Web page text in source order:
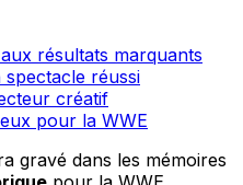
résultats marquants
spectacle réussi
créatif
pour la WWE
gravé dans les mémoires